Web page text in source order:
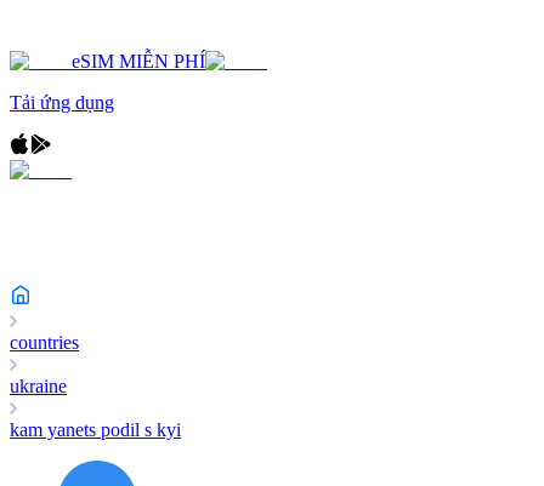
eSIM MIỄN PHÍ
Tải ứng dụng
countries
ukraine
kam yanets podil s kyi